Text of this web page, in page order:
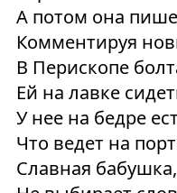
А потом она
Комментируя
В Перископе
Ей на лавке
У нее на бедре
Что ведет на
Славная